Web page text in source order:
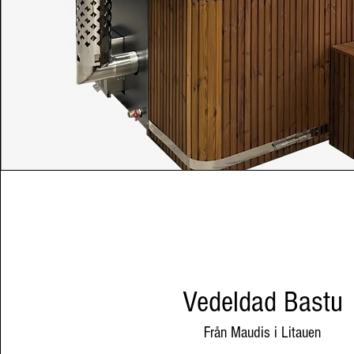
Vedeldad Bastu
Från Maudis i Litauen